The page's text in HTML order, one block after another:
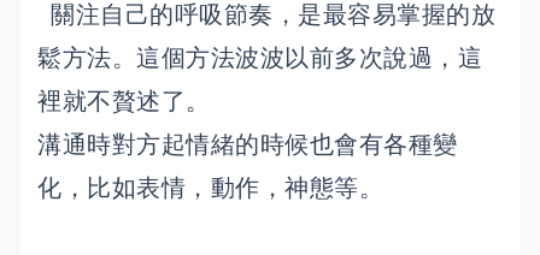
關注自己的呼吸節奏，是最容易掌握的放
鬆方法。這個方法波波以前多次說過，這
裡就不贅述了。
溝通時對方起情緒的時候也會有各種變
化，比如表情，動作，神態等。